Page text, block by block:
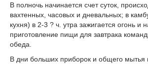
В полночь начинается счет суток,
вахтенных, часовых и дневальных; в
кухня) в 2-3 ? ч. утра зажигается огонь и
приготовление пищи для завтрака
обеда.
В дни больших приборок и общего мытья